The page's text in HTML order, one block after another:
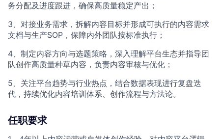
务分配及进度跟进，确保高质量稳定产出；
3、对接业务需求，拆解内容目标并形成可执行的内容需求
文档与生产SOP，保障内外团队按标准执行；
4、制定内容方向与选题策略，深入理解平台生态并指导团
队创作高质量种草内容，负责内容审核与优化；
5、关注平台趋势与行业热点，结合数据表现进行复盘迭
代，持续优化内容培训体系、创作流程与方法论。
任职要求